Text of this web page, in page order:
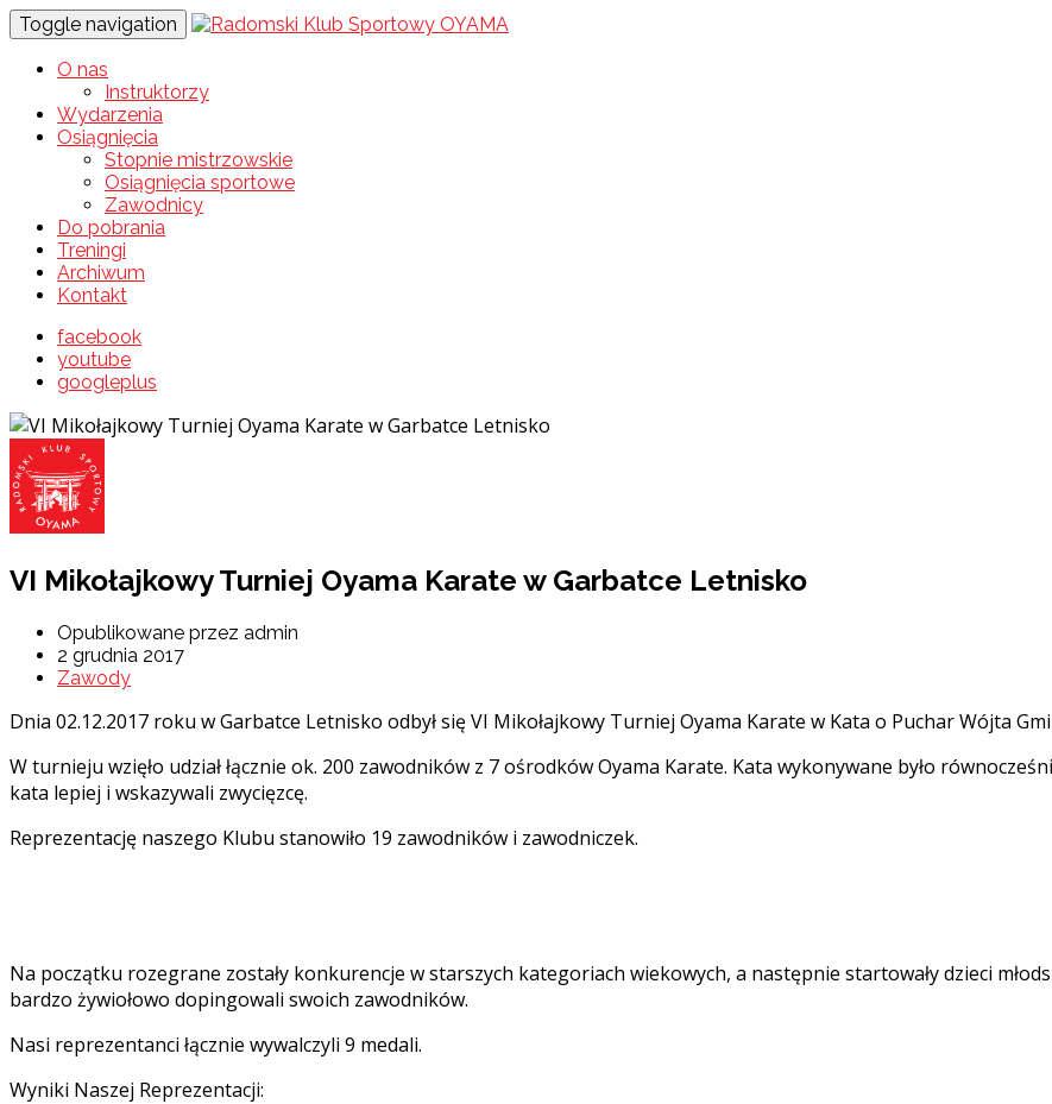
Toggle navigation
O nas
Instruktorzy
Wydarzenia
Osiągnięcia
Stopnie mistrzowskie
Osiągnięcia sportowe
Zawodnicy
Do pobrania
Treningi
Archiwum
Kontakt
facebook
youtube
googleplus
VI Mikołajkowy Turniej Oyama Karate w Garbatce Letnisko
Opublikowane przez admin
2 grudnia 2017
Zawody
Dnia 02.12.2017 roku w Garbatce Letnisko odbył się VI Mikołajkowy Turniej Oyama Karate w Kata o Puchar Wójta
W turnieju wzięło udział łącznie ok. 200 zawodników z 7 ośrodków Oyama Karate. Kata wykonywane było
kata lepiej i wskazywali zwycięzcę.
Reprezentację naszego Klubu stanowiło 19 zawodników i zawodniczek.
Na początku rozegrane zostały konkurencje w starszych kategoriach wiekowych, a następnie startowały dzieci
bardzo żywiołowo dopingowali swoich zawodników.
Nasi reprezentanci łącznie wywalczyli 9 medali.
Wyniki Naszej Reprezentacji: